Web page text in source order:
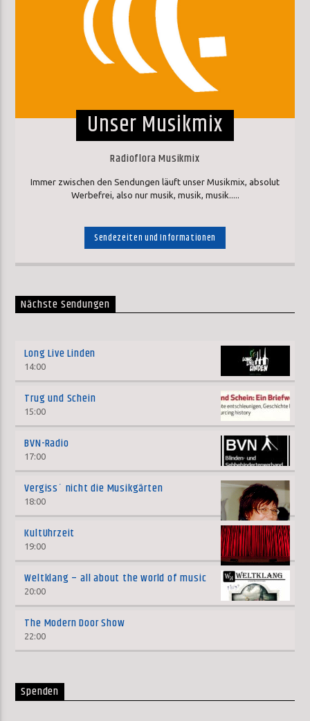
Unser Musikmix
Radioflora Musikmix
Immer zwischen den Sendungen läuft unser Musikmix, absolut
Werbefrei, also nur musik, musik, musik.....
Sendezeiten und Informationen
Nächste Sendungen
Long Live Linden
14:00
Trug und Schein
15:00
BVN-Radio
17:00
Vergiss´ nicht die Musikgärten
18:00
KultUhrzeit
19:00
Weltklang – all about the world of music
20:00
The Modern Door Show
22:00
Spenden